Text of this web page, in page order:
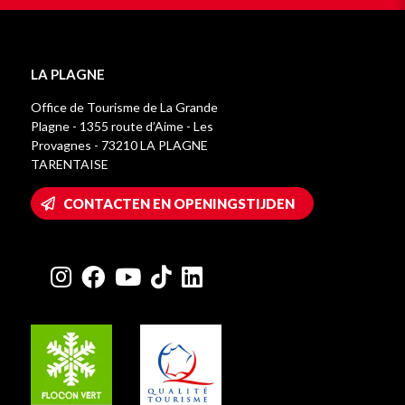
LA PLAGNE
Office de Tourisme de La Grande
Plagne - 1355 route d’Aime - Les
Provagnes - 73210 LA PLAGNE
TARENTAISE
CONTACTEN EN OPENINGSTIJDEN